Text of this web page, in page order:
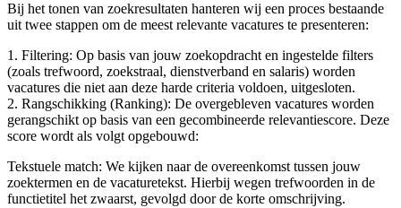
Bij het tonen van zoekresultaten hanteren wij een proces bestaande
uit twee stappen om de meest relevante vacatures te presenteren:
1. Filtering: Op basis van jouw zoekopdracht en ingestelde filters
(zoals trefwoord, zoekstraal, dienstverband en salaris) worden
vacatures die niet aan deze harde criteria voldoen, uitgesloten.
2. Rangschikking (Ranking): De overgebleven vacatures worden
gerangschikt op basis van een gecombineerde relevantiescore. Deze
score wordt als volgt opgebouwd:
Tekstuele match: We kijken naar de overeenkomst tussen jouw
zoektermen en de vacaturetekst. Hierbij wegen trefwoorden in de
functietitel het zwaarst, gevolgd door de korte omschrijving.